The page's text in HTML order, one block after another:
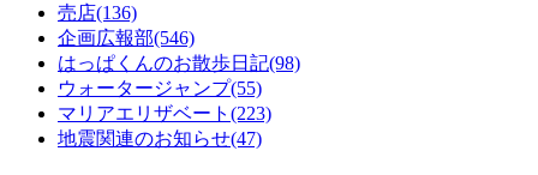
売店(136)
企画広報部(546)
はっぱくんのお散歩日記(98)
ウォータージャンプ(55)
マリアエリザベート(223)
地震関連のお知らせ(47)